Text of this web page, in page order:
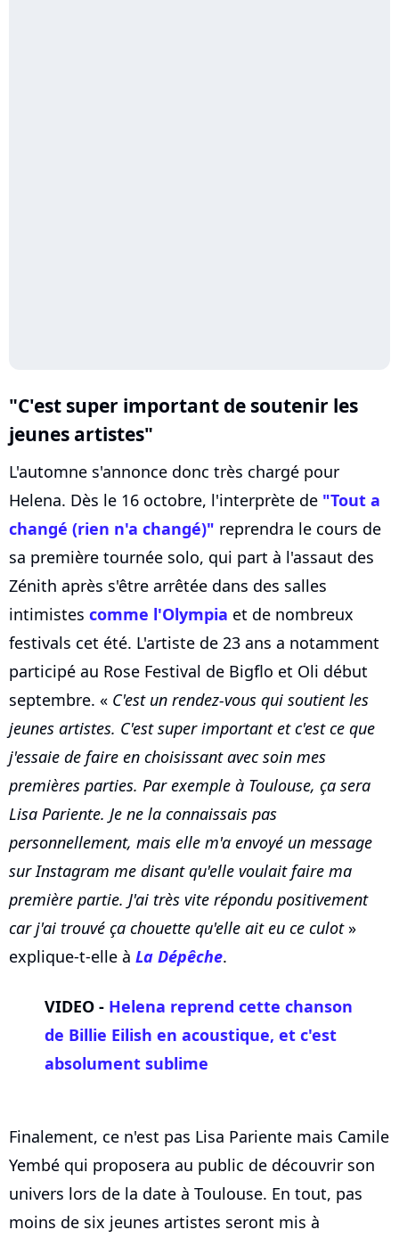
"C'est super important de soutenir les
jeunes artistes"
L'automne s'annonce donc très chargé pour
Helena. Dès le 16 octobre, l'interprète de "Tout a
changé (rien n'a changé)" reprendra le cours de
sa première tournée solo, qui part à l'assaut des
Zénith après s'être arrêtée dans des salles
intimistes comme l'Olympia et de nombreux
festivals cet été. L'artiste de 23 ans a notamment
participé au Rose Festival de Bigflo et Oli début
septembre. « C'est un rendez-vous qui soutient les
jeunes artistes. C'est super important et c'est ce que
j'essaie de faire en choisissant avec soin mes
premières parties. Par exemple à Toulouse, ça sera
Lisa Pariente. Je ne la connaissais pas
personnellement, mais elle m'a envoyé un message
sur Instagram me disant qu'elle voulait faire ma
première partie. J'ai très vite répondu positivement
car j'ai trouvé ça chouette qu'elle ait eu ce culot»
explique-t-elle à La Dépêche.
VIDEO - Helena reprend cette chanson
de Billie Eilish en acoustique, et c'est
absolument sublime
Finalement, ce n'est pas Lisa Pariente mais Camile
Yembé qui proposera au public de découvrir son
univers lors de la date à Toulouse. En tout, pas
moins de six jeunes artistes seront mis à